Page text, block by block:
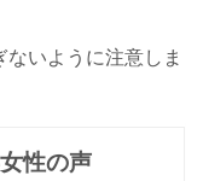
いように注意しま
性の声